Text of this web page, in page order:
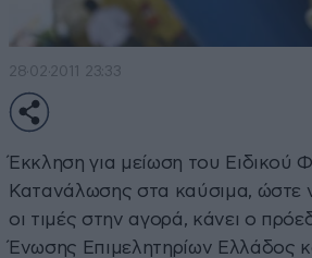
28·02·2011 23:33
Έκκληση για μείωση του Ειδικού
Κατανάλωσης στα καύσιμα, ώστε
οι τιμές στην αγορά, κάνει ο
Ένωσης Επιμελητηρίων Ελλάδος